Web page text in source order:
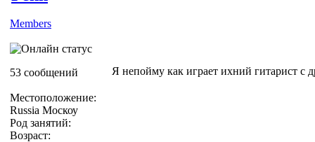
Members
53 сообщений
Местоположение:
Russia Москоу
Род занятий:
Возраст:
Я непойму как играет ихний гитарист с